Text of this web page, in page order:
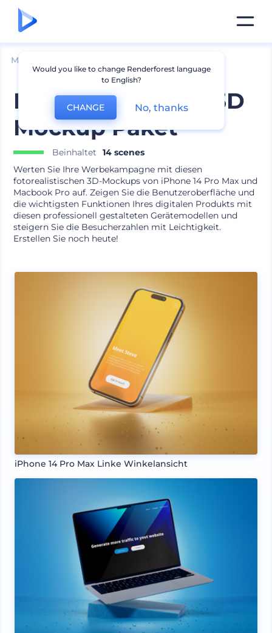
Mockups
Elektronikgeräte 3D
Mockup Paket
Beinhaltet
14 scenes
Werten Sie Ihre Werbekampagne mit diesen
fotorealistischen 3D-Mockups von iPhone 14 Pro Max und
Macbook Pro auf. Zeigen Sie die Benutzeroberfläche und
die wichtigsten Funktionen Ihres digitalen Produkts mit
diesen professionell gestalteten Gerätemodellen und
steigern Sie die Besucherzahlen mit Leichtigkeit.
Erstellen Sie noch heute!
iPhone 14 Pro Max Linke Winkelansicht
Would you like to change Renderforest language
to English?
CHANGE No, thanks